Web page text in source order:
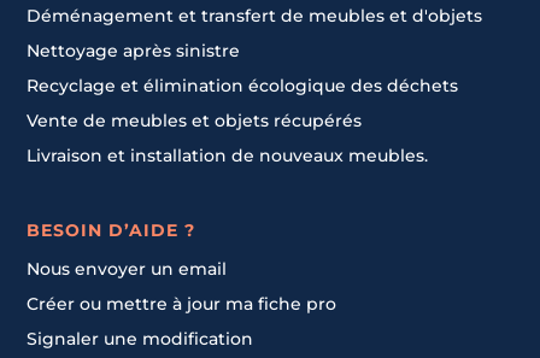
Déménagement et transfert de meubles et d'objets
Nettoyage après sinistre
Recyclage et élimination écologique des déchets
Vente de meubles et objets récupérés
Livraison et installation de nouveaux meubles.
BESOIN D’AIDE ?
Nous envoyer un email
Créer ou mettre à jour ma fiche pro
Signaler une modification